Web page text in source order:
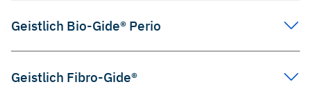
Geistlich Bio-Gide® Perio
Geistlich Fibro-Gide®